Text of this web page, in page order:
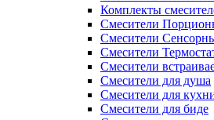
Комплекты
Смесители
Смесители
Смесители
Смесители
Смесители для душа
Смесители для
Смесители для биде